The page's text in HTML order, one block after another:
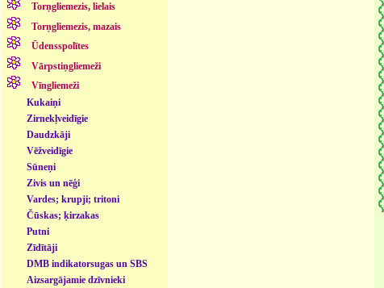
Torņgliemezis, lielais
Torņgliemezis, mazais
Ūdensspolītes
Vārpstiņgliemeži
Vīngliemeži
Kukaiņi
Zirnekļveidīgie
Daudzkāji
Vēžveidīgie
Sūneņi
Zivis un nēģi
Vardes; krupji; tritoni
Čūskas; ķirzakas
Putni
Zīdītāji
DMB indikatorsugas un SBS
- dzīvnieki
Aizsargājamie dzīvnieki